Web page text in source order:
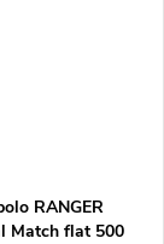
RANGER
Match flat 500